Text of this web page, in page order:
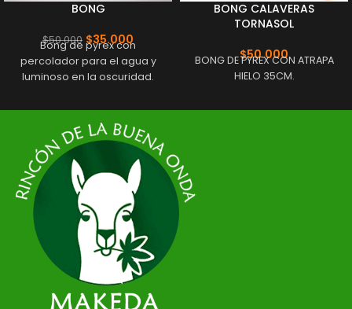
BONG
$50.000 $35.000
Bong de pyrex con
percolador para el agua y
luminoso en la oscuridad.
BONG CALAVERAS
TORNASOL
$50.000
BONG DE PYREX CON ATRAPA
HIELO 35CM.